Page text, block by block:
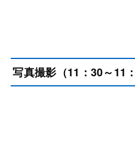
写真撮影（11：30～11：